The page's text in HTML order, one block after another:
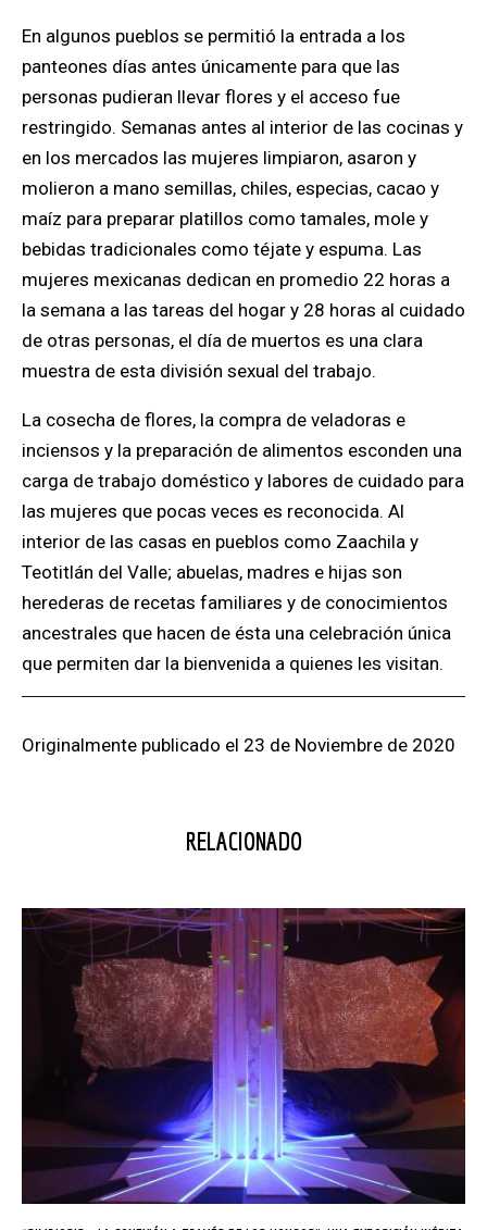
En algunos pueblos se permitió la entrada a los
panteones días antes únicamente para que las
personas pudieran llevar flores y el acceso fue
restringido. Semanas antes al interior de las cocinas y
en los mercados las mujeres limpiaron, asaron y
molieron a mano semillas, chiles, especias, cacao y
maíz para preparar platillos como tamales, mole y
bebidas tradicionales como téjate y espuma. Las
mujeres mexicanas dedican en promedio 22 horas a
la semana a las tareas del hogar y 28 horas al cuidado
de otras personas, el día de muertos es una clara
muestra de esta división sexual del trabajo.
La cosecha de flores, la compra de veladoras e
inciensos y la preparación de alimentos esconden una
carga de trabajo doméstico y labores de cuidado para
las mujeres que pocas veces es reconocida. Al
interior de las casas en pueblos como Zaachila y
Teotitlán del Valle; abuelas, madres e hijas son
herederas de recetas familiares y de conocimientos
ancestrales que hacen de ésta una celebración única
que permiten dar la bienvenida a quienes les visitan.
Originalmente publicado el 23 de Noviembre de 2020
RELACIONADO